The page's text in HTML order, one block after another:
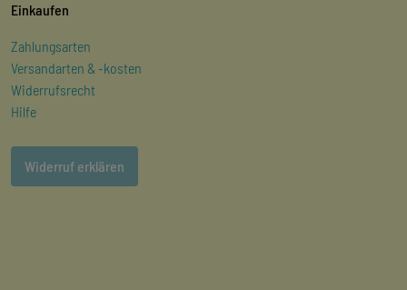
Einkaufen
Zahlungsarten
Versandarten & -kosten
Widerrufsrecht
Hilfe
Widerruf erklären